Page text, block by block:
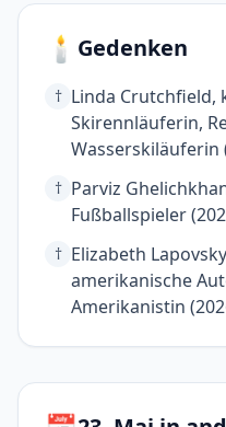
🕯️ Gedenken
† Linda Crutchfield,
Skirennläuferin,
Wasserskiläuferin
† Parviz
Fußballspieler
† Elizabeth
amerikanische
Amerikanistin